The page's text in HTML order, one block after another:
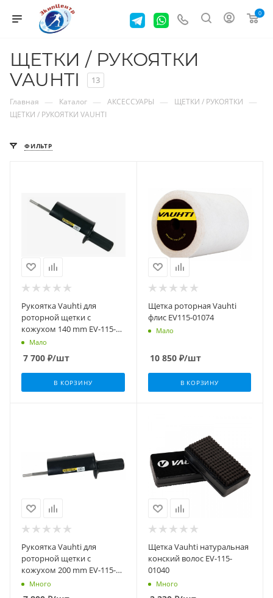
0
ЩЕТКИ / РУКОЯТКИ
VAUHTI
13
Главная — Каталог — АКСЕССУАРЫ — ЩЕТКИ / РУКОЯТКИ —
ЩЕТКИ / РУКОЯТКИ VAUHTI
ФИЛЬТР
Рукоятка Vauhti для
роторной щетки c
кожухом 140 mm EV-115-
01707
Мало
7 700 ₽/шт
В КОРЗИНУ
Щетка роторная Vauhti
флис EV115-01074
Мало
10 850₽/шт
В КОРЗИНУ
Рукоятка Vauhti для
роторной щетки c
кожухом 200 mm EV-115-
01704
Много
Щетка Vauhti натуральная
конский волос EV-115-
01040
Много